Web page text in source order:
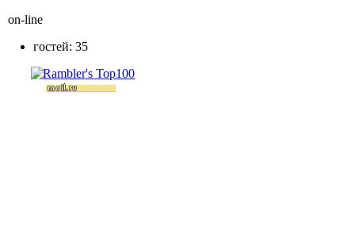
on-line
гостей: 35